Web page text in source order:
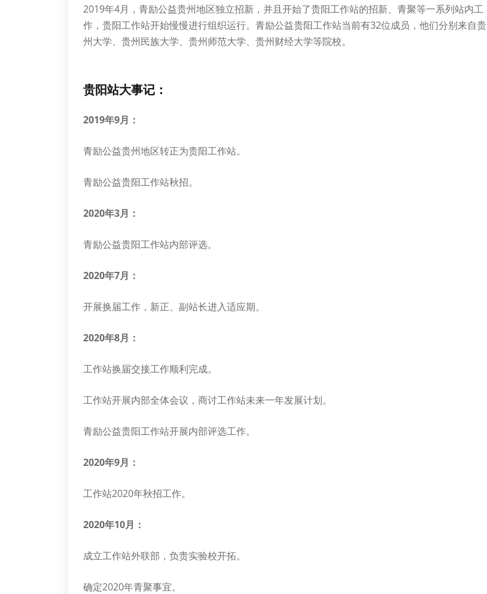
2019年4月，青励公益贵州地区独立招新，并且开始了贵阳工作站的招新、青聚等一系列站内工
作，贵阳工作站开始慢慢进行组织运行。青励公益贵阳工作站当前有32位成员，他们分别来自贵
州大学、贵州民族大学、贵州师范大学、贵州财经大学等院校。
贵阳站大事记：
2019年9月：
青励公益贵州地区转正为贵阳工作站。
青励公益贵阳工作站秋招。
2020年3月：
青励公益贵阳工作站内部评选。
2020年7月：
开展换届工作，新正、副站长进入适应期。
2020年8月：
工作站换届交接工作顺利完成。
工作站开展内部全体会议，商讨工作站未来一年发展计划。
青励公益贵阳工作站开展内部评选工作。
2020年9月：
工作站2020年秋招工作。
2020年10月：
成立工作站外联部，负责实验校开拓。
确定2020年青聚事宜。